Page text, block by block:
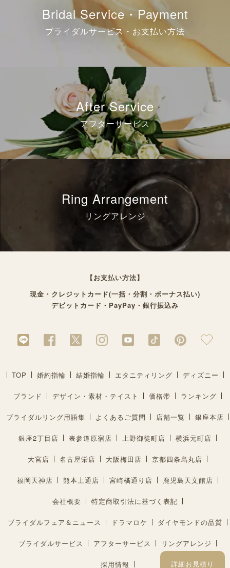
Bridal Service・Payment
ブライダルサービス・お支払い方法
After Service
アフターサービス
Ring Arrangement
リングアレンジ
詳細お見積り
【お支払い方法】
現金・クレジットカード(一括・分割・ボーナス払い)
デビットカード・PayPay・銀行振込み
TOP 婚約指輪 結婚指輪 エタニティリング ディズニー
ブランド デザイン・素材・テイスト 価格帯 ランキング
ブライダルリング用語集 よくあるご質問 店舗一覧 銀座本店
銀座2丁目店 表参道原宿店 上野御徒町店 横浜元町店
大宮店 名古屋栄店 大阪梅田店 京都四条烏丸店
福岡天神店 熊本上通店 宮崎橘通り店 鹿児島天文館店
会社概要 特定商取引法に基づく表記
ブライダルフェア＆ニュース ドラマロケ ダイヤモンドの品質
ブライダルサービス アフターサービス リングアレンジ
採用情報